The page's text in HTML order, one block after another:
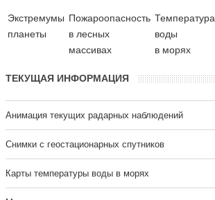
Экстремумы
планеты
Пожароопасность
в лесных
массивах
Температура
воды
в морях
ТЕКУЩАЯ ИНФОРМАЦИЯ
Анимация текущих радарных наблюдений
Cнимки с геостационарных спутников
Карты температуры воды в морях